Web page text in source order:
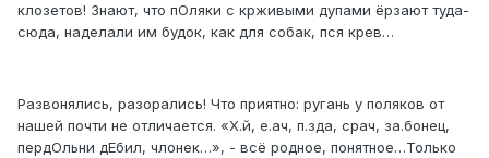
клозетов! Знают, что пОляки с крживыми дупами ёрзают туда-
сюда, наделали им будок, как для собак, пся крев…
Развонялись, разорались! Что приятно: ругань у поляков от
нашей почти не отличается. «Х.й, е.ач, п.зда, срач, за.бонец,
пердОльни дЕбил, члонек…», - всё родное, понятное…Только